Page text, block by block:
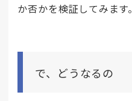
か否かを検証してみます。
で、どうなるの